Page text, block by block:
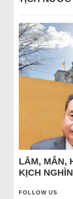
LÂM, MẪN,
KỊCH
FOLLOW US